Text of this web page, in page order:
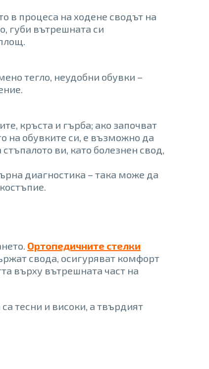
в процеса на ходене сводът на
губи вътрешната си
тегло, неудобни обувки –
кръста и гърба; ако започват
на обувките си, е възможно да
ви, като болезнен свод,
диагностика – така може да
Ортопедичните стелки
свода, осигуряват комфорт
върху вътрешната част на
тесни и високи, а твърдият